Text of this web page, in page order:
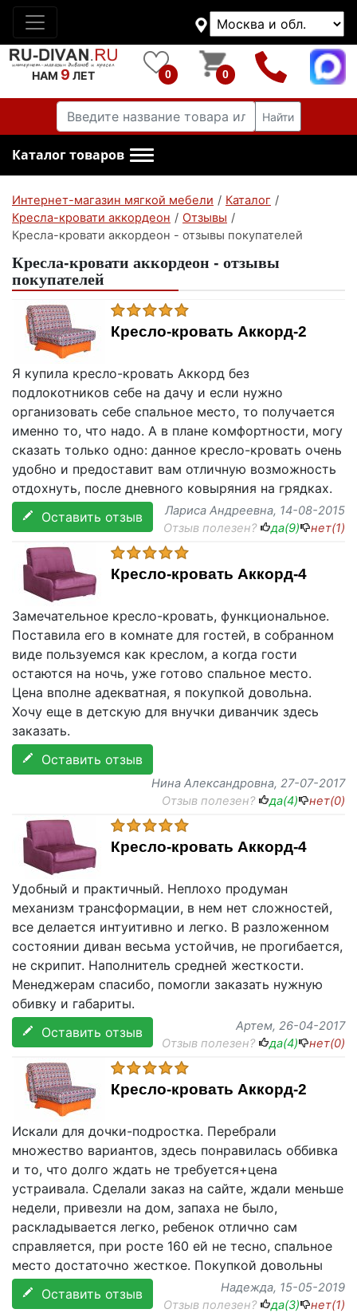
НАМ 9 ЛЕТ 0 0
Найти
Каталог товаров
Интернет-магазин мягкой мебели / Каталог /
Кресла-кровати аккордеон / Отзывы /
Кресла-кровати аккордеон - отзывы покупателей
Кресла-кровати аккордеон - отзывы
покупателей
Кресло-кровать Аккорд-2
Я купила кресло-кровать Аккорд без
подлокотников себе на дачу и если нужно
организовать себе спальное место, то получается
именно то, что надо. А в плане комфортности, могу
сказать только одно: данное кресло-кровать очень
удобно и предоставит вам отличную возможность
отдохнуть, после дневного ковыряния на грядках.
Оставить отзыв
Лариса Андреевна, 14-08-2015
Отзыв полезен?
да(9) нет(1)
Кресло-кровать Аккорд-4
Замечательное кресло-кровать, функциональное.
Поставила его в комнате для гостей, в собранном
виде пользуемся как креслом, а когда гости
остаются на ночь, уже готово спальное место.
Цена вполне адекватная, я покупкой довольна.
Хочу еще в детскую для внучки диванчик здесь
заказать.
Оставить отзыв
Нина Александровна, 27-07-2017
Отзыв полезен?
да(4) нет(0)
Кресло-кровать Аккорд-4
Удобный и практичный. Неплохо продуман
механизм трансформации, в нем нет сложностей,
все делается интуитивно и легко. В разложенном
состоянии диван весьма устойчив, не прогибается,
не скрипит. Наполнитель средней жесткости.
Менеджерам спасибо, помогли заказать нужную
обивку и габариты.
Оставить отзыв
Артем, 26-04-2017
Отзыв полезен?
да(4) нет(0)
Кресло-кровать Аккорд-2
Искали для дочки-подростка. Перебрали
множество вариантов, здесь понравилась оббивка
и то, что долго ждать не требуется+цена
устраивала. Сделали заказ на сайте, ждали меньше
недели, привезли на дом, запаха не было,
раскладывается легко, ребенок отлично сам
справляется, при росте 160 ей не тесно, спальное
место достаточно жесткое. Покупкой довольны
Оставить отзыв
Надежда, 15-05-2019
Отзыв полезен?
да(3) нет(1)